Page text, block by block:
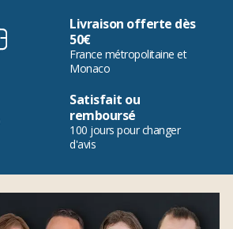
Livraison offerte dès
50€
France métropolitaine et
Monaco
Satisfait ou
remboursé
100 jours pour changer
d'avis